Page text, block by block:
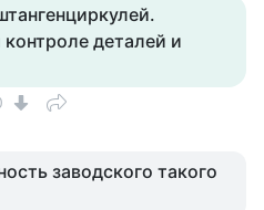
деталей и
заводского такого